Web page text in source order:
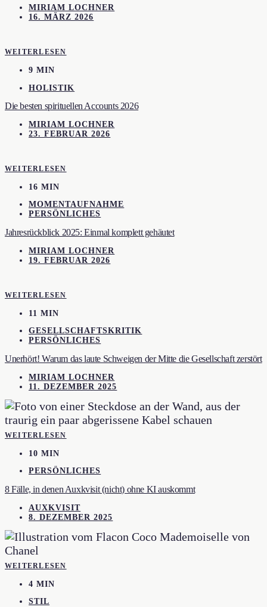
MIRIAM LOCHNER
16. MÄRZ 2026
WEITERLESEN
9 MIN
HOLISTIK
Die besten spirituellen Accounts 2026
MIRIAM LOCHNER
23. FEBRUAR 2026
WEITERLESEN
16 MIN
MOMENTAUFNAHME
PERSÖNLICHES
Jahresrückblick 2025: Einmal komplett gehäutet
MIRIAM LOCHNER
19. FEBRUAR 2026
WEITERLESEN
11 MIN
GESELLSCHAFTSKRITIK
PERSÖNLICHES
Unerhört! Warum das laute Schweigen der Mitte die Gesellschaft zerstört
MIRIAM LOCHNER
11. DEZEMBER 2025
WEITERLESEN
10 MIN
PERSÖNLICHES
8 Fälle, in denen Auxkvisit (nicht) ohne KI auskommt
AUXKVISIT
8. DEZEMBER 2025
WEITERLESEN
4 MIN
STIL